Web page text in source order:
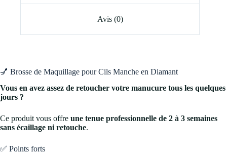
Avis (0)
💅 Brosse de Maquillage pour Cils Manche en Diamant
Vous en avez assez de retoucher votre manucure tous les quelques
jours ?
Ce produit vous offre une tenue professionnelle de 2 à 3 semaines
sans écaillage ni retouche.
✅ Points forts